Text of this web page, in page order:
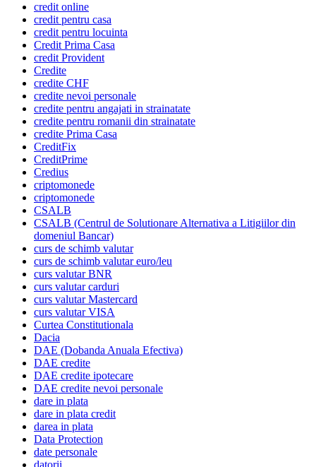
credit online
credit pentru casa
credit pentru locuinta
Credit Prima Casa
credit Provident
Credite
credite CHF
credite nevoi personale
credite pentru angajati in strainatate
credite pentru romanii din strainatate
credite Prima Casa
CreditFix
CreditPrime
Credius
criptomonede
criptomonede
CSALB
CSALB (Centrul de Solutionare Alternativa a Litigiilor din
domeniul Bancar)
curs de schimb valutar
curs de schimb valutar euro/leu
curs valutar BNR
curs valutar carduri
curs valutar Mastercard
curs valutar VISA
Curtea Constitutionala
Dacia
DAE (Dobanda Anuala Efectiva)
DAE credite
DAE credite ipotecare
DAE credite nevoi personale
dare in plata
dare in plata credit
darea in plata
Data Protection
date personale
datorii